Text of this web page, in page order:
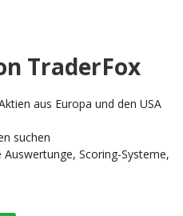
TraderFox
aus Europa und den USA
suchen
Scoring-Systeme,